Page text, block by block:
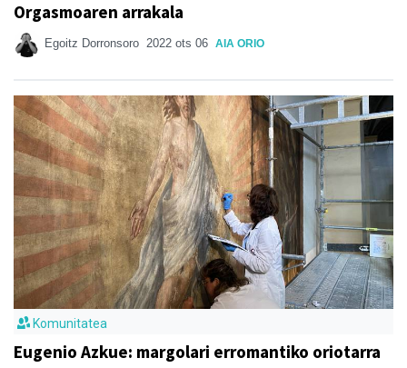
Orgasmoaren arrakala
Egoitz Dorronsoro 2022 ots 06 AIA ORIO
Komunitatea
Eugenio Azkue: margolari erromantiko oriotarra